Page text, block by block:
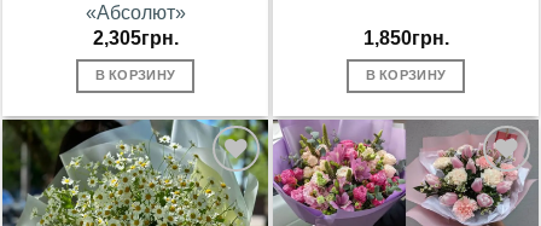
«Абсолют»
2,305грн.
В КОРЗИНУ
1,850грн.
В КОРЗИНУ
В
избранное
В
избранное